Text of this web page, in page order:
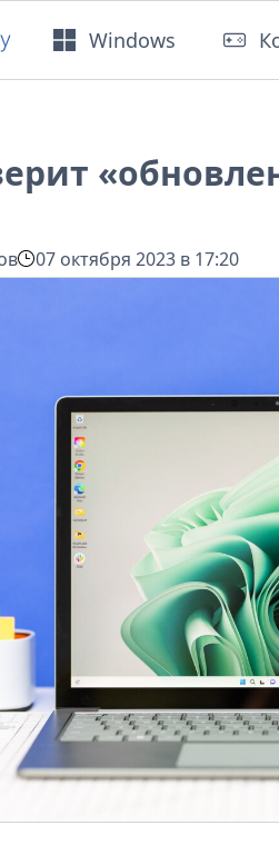
Windows
07 октября 2023 в 17:20